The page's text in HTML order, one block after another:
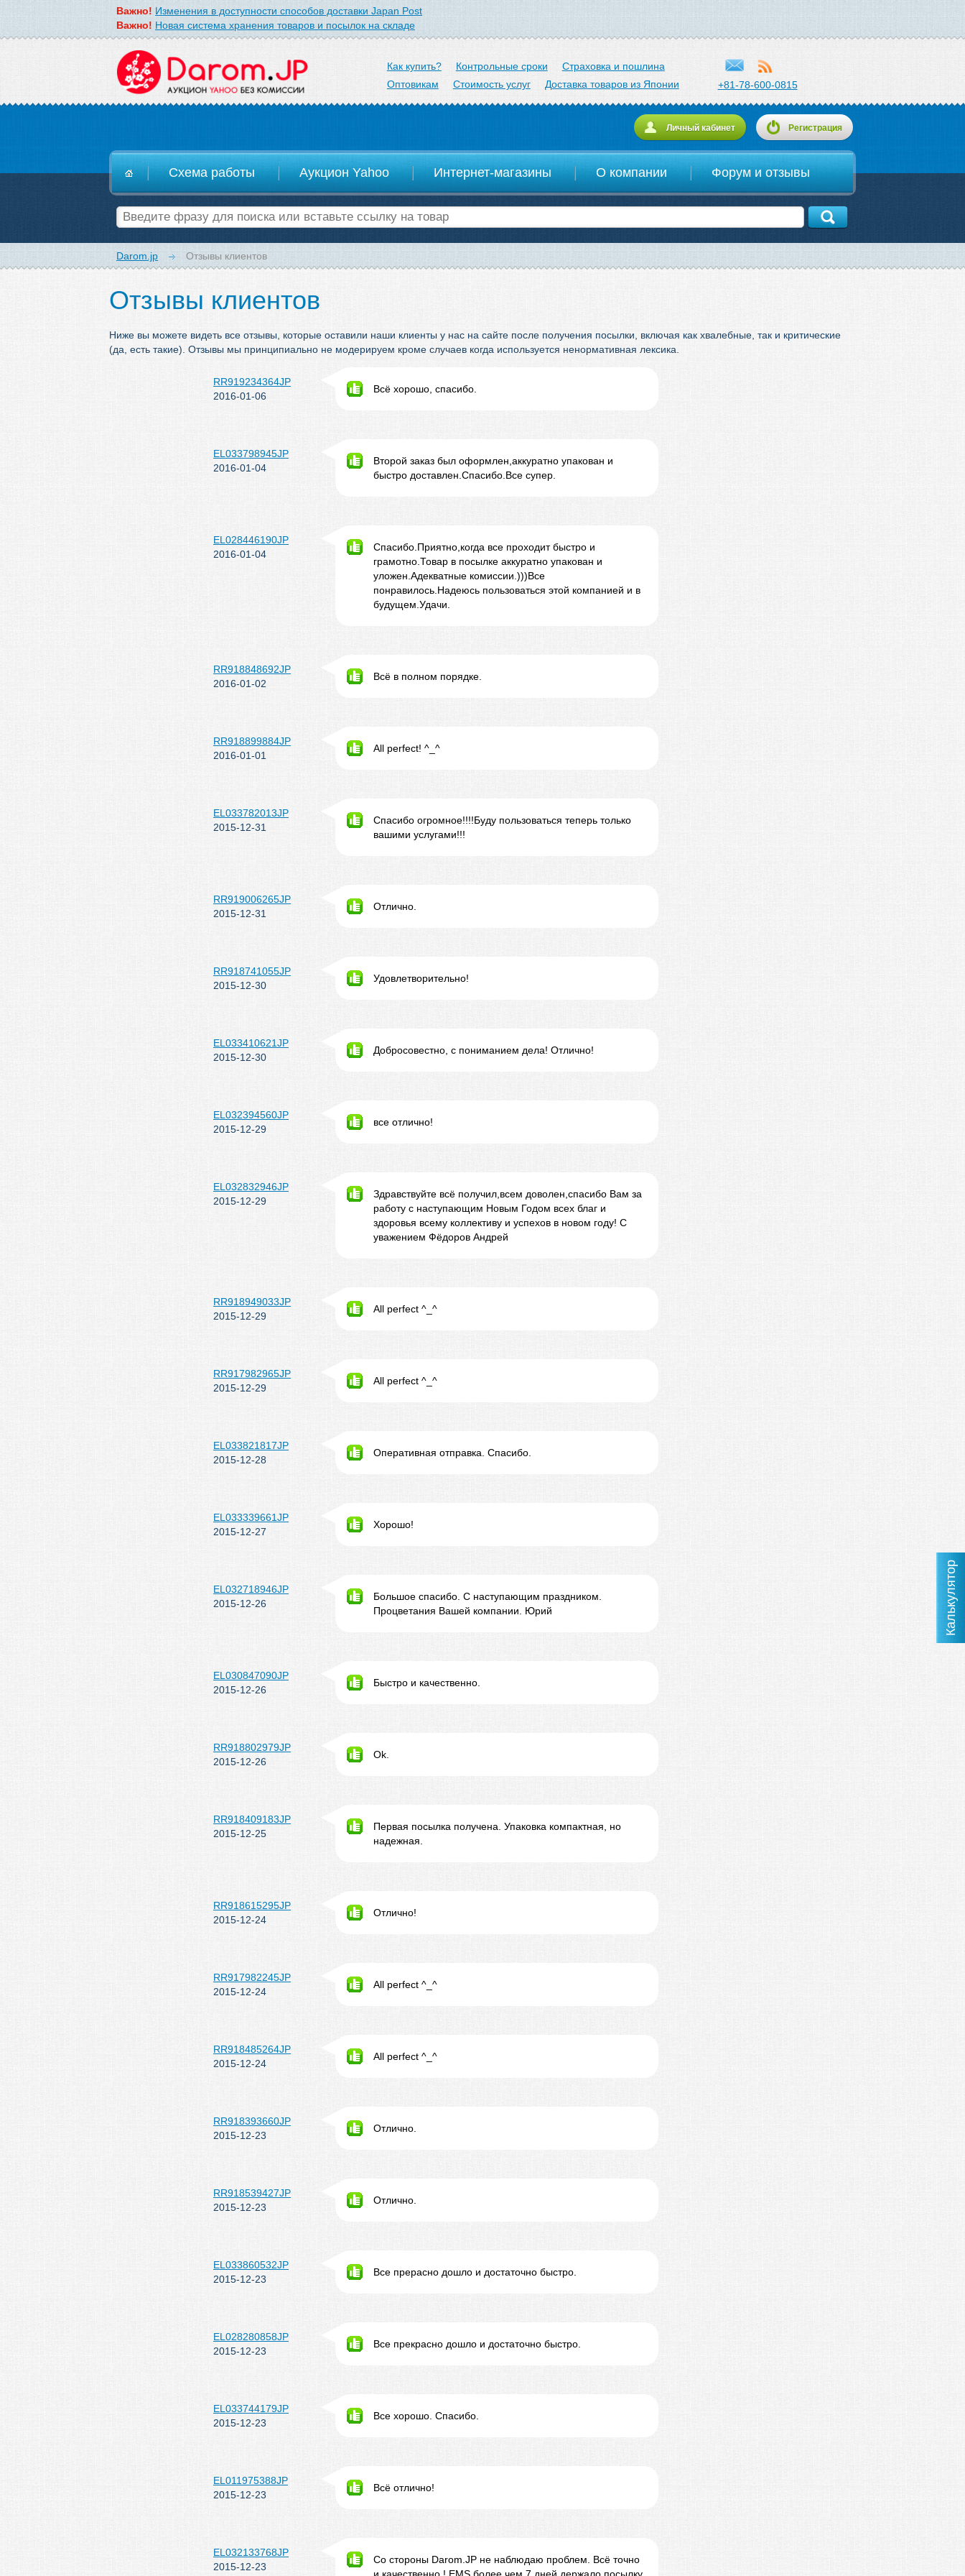
Важно! Изменения в доступности способов доставки Japan Post
Важно! Новая система хранения товаров и посылок на складе
Darom.jp Отзывы клиентов
Отзывы клиентов
Ниже вы можете видеть все отзывы, которые оставили наши клиенты у нас на сайте после получения посылки, включая как хвалебные, так и критические
(да, есть такие). Отзывы мы принципиально не модерируем кроме случаев когда используется ненормативная лексика.
RR919234364JP
2016-01-06
Всё хорошо, спасибо.
EL033798945JP
2016-01-04
Второй заказ был оформлен,аккуратно упакован и
быстро доставлен.Спасибо.Все супер.
EL028446190JP
2016-01-04
Спасибо.Приятно,когда все проходит быстро и
грамотно.Товар в посылке аккуратно упакован и
уложен.Адекватные комиссии.)))Все
понравилось.Надеюсь пользоваться этой компанией и в
будущем.Удачи.
RR918848692JP
2016-01-02
Всё в полном порядке.
RR918899884JP
2016-01-01
All perfect! ^_^
EL033782013JP
2015-12-31
Спасибо огромное!!!!Буду пользоваться теперь только
вашими услугами!!!
RR919006265JP
2015-12-31
Отлично.
RR918741055JP
2015-12-30
Удовлетворительно!
EL033410621JP
2015-12-30
Добросовестно, с пониманием дела! Отлично!
EL032394560JP
2015-12-29
все отлично!
EL032832946JP
2015-12-29
Здравствуйте всё получил,всем доволен,спасибо Вам за
работу с наступающим Новым Годом всех благ и
здоровья всему коллективу и успехов в новом году! С
уважением Фёдоров Андрей
RR918949033JP
2015-12-29
All perfect ^_^
RR917982965JP
2015-12-29
All perfect ^_^
EL033821817JP
2015-12-28
Оперативная отправка. Спасибо.
EL033339661JP
2015-12-27
Хорошо!
EL032718946JP
2015-12-26
Большое спасибо. С наступающим праздником.
Процветания Вашей компании. Юрий
EL030847090JP
2015-12-26
Быстро и качественно.
RR918802979JP
2015-12-26
Ok.
RR918409183JP
2015-12-25
Первая посылка получена. Упаковка компактная, но
надежная.
RR918615295JP
2015-12-24
Отлично!
RR917982245JP
2015-12-24
All perfect ^_^
RR918485264JP
2015-12-24
All perfect ^_^
RR918393660JP
2015-12-23
Отлично.
RR918539427JP
2015-12-23
Отлично.
EL033860532JP
2015-12-23
Все прерасно дошло и достаточно быстро.
EL028280858JP
2015-12-23
Все прекрасно дошло и достаточно быстро.
EL033744179JP
2015-12-23
Все хорошо. Спасибо.
EL011975388JP
2015-12-23
Всё отлично!
EL032133768JP
2015-12-23
Со стороны Darom.JP не наблюдаю проблем. Всё точно
Как купить? Контрольные сроки
Страховка и пошлина
Оптовикам
Стоимость услуг Доставка товаров из Японии +81-78-600-0815
Личный кабинет Регистрация
Схема работы Аукцион Yahoo Интернет-магазины О компании Форум и отзывы
Калькулятор